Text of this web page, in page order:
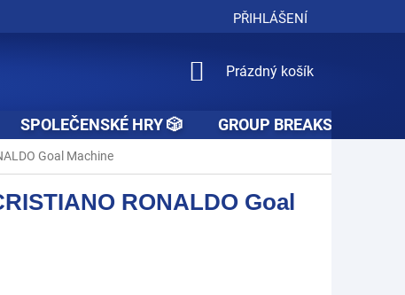
PŘIHLÁŠENÍ
NÁKUPNÍ
Prázdný košík
SPOLEČENSKÉ HRY 🎲 GROUP BREAKS 🚧👥🚧
Goal Machine
RONALDO Goal